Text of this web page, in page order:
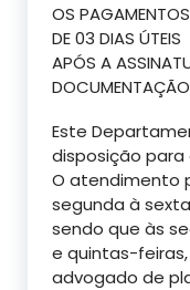
OS
DE 03 DIAS ÚTEIS
APÓS A
Este
disposição
O atendimento
segunda à
sendo que às
e quintas-feiras,
advogado de